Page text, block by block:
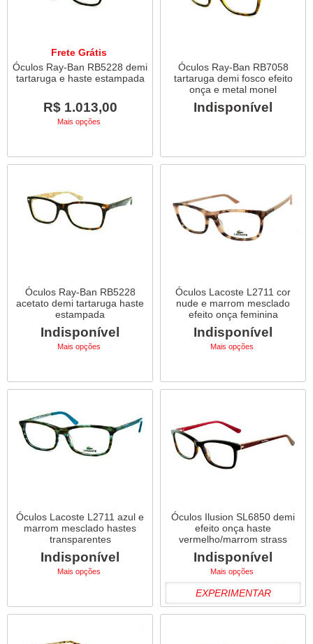
Frete Grátis
Óculos Ray-Ban RB5228 demi
tartaruga e haste estampada
R$ 1.013,00
Mais opções
Óculos Ray-Ban RB7058
tartaruga demi fosco efeito
onça e metal monel
Indisponível
Óculos Ray-Ban RB5228
acetato demi tartaruga haste
estampada
Indisponível
Mais opções
Óculos Lacoste L2711 cor
nude e marrom mesclado
efeito onça feminina
Indisponível
Mais opções
Óculos Lacoste L2711 azul e
marrom mesclado hastes
transparentes
Indisponível
Mais opções
Óculos Ilusion SL6850 demi
efeito onça haste
vermelho/marrom strass
Indisponível
Mais opções
EXPERIMENTAR